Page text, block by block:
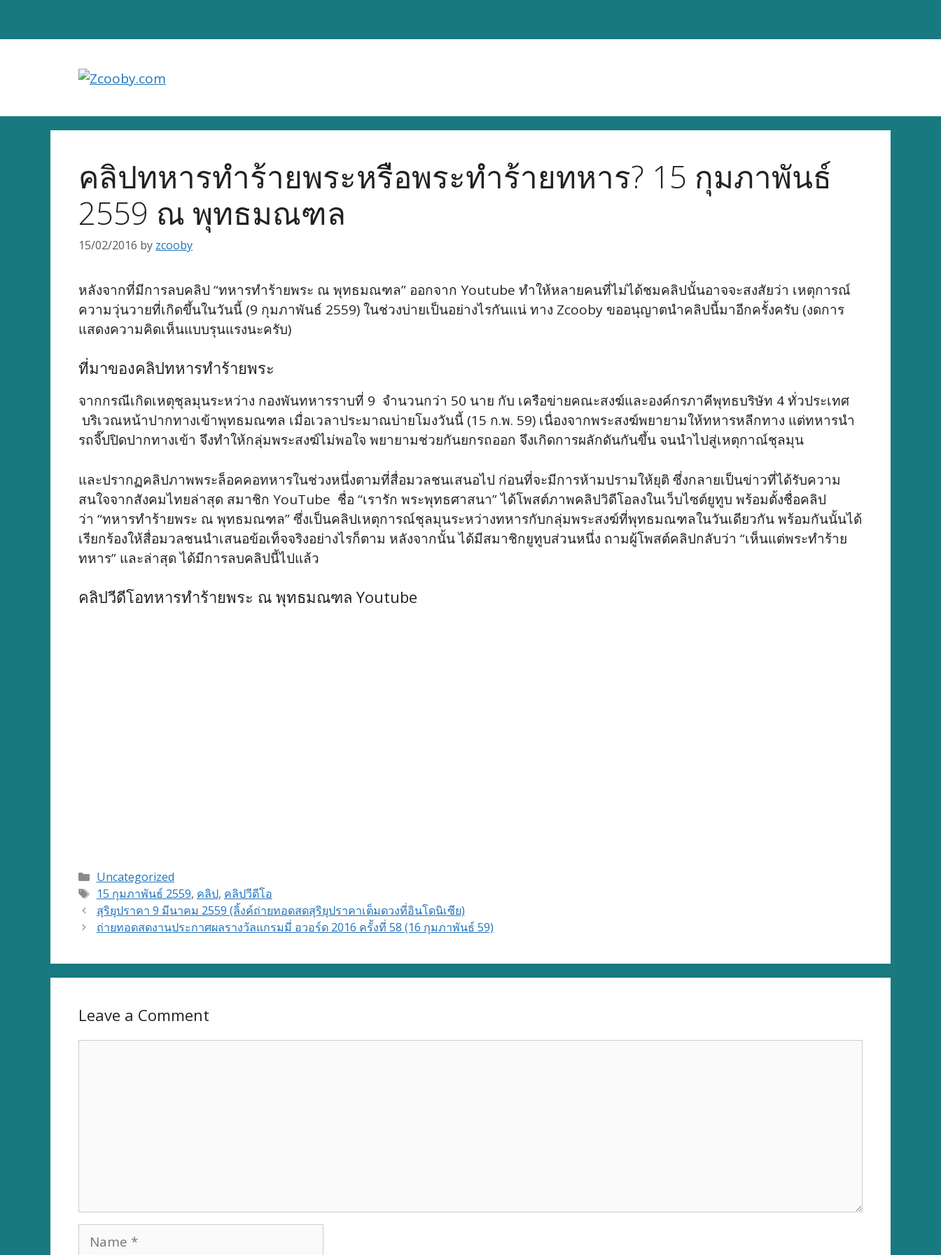
คลิปทหารทำร้ายพระหรือพระทำร้ายทหาร? 15 กุมภาพันธ์
2559 ณ พุทธมณฑล
15/02/2016 by zcooby
หลังจากที่มีการลบคลิป “ทหารทำร้ายพระ ณ พุทธมณฑล” ออกจาก Youtube ทำให้หลายคนที่ไม่ได้ชมคลิปนั้นอาจจะสงสัยว่า เหตุการณ์
ความวุ่นวายที่เกิดขึ้นในวันนี้ (9 กุมภาพันธ์ 2559) ในช่วงบ่ายเป็นอย่างไรกันแน่ ทาง Zcooby ขออนุญาตนำคลิปนี้มาอีกครั้งครับ (งดการ
แสดงความคิดเห็นแบบรุนแรงนะครับ)
ที่มาของคลิปทหารทำร้ายพระ
จากกรณีเกิดเหตุชุลมุนระหว่าง กองพันทหารราบที่ 9 จำนวนกว่า 50 นาย กับ เครือข่ายคณะสงฆ์และองค์กรภาคีพุทธบริษัท 4 ทั่วประเทศ
บริเวณหน้าปากทางเข้าพุทธมณฑล เมื่อเวลาประมาณบ่ายโมงวันนี้ (15 ก.พ. 59) เนื่องจากพระสงฆ์พยายามให้ทหารหลีกทาง แต่ทหารนำ
รถจี๊ปปิดปากทางเข้า จึงทำให้กลุ่มพระสงฆ์ไม่พอใจ พยายามช่วยกันยกรถออก จึงเกิดการผลักดันกันขึ้น จนนำไปสู่เหตุกาณ์ชุลมุน
และปรากฏคลิปภาพพระล็อคคอทหารในช่วงหนึ่งต­ามที่สื่อมวลชนเสนอไป ก่อนที่จะมีการห้ามปรามให้ยุติ ซึ่งกลายเป็นข่าวที่ได้รับความ
สนใจจากสังค­มไทยล่าสุด สมาชิก YouTube ชื่อ “เรารัก พระพุทธศาสนา” ได้โพสต์ภาพคลิปวิดีโอลงในเว็บไซต์ยูทูบ พร้อมตั้งชื่อคลิป
ว่า “ทหารทำร้ายพระ ณ พุทธมณฑล” ซึ่งเป็นคลิปเหตุการณ์ชุลมุนระหว่างทหารกั­บกลุ่มพระสงฆ์ที่พุทธมณฑลในวันเดียวกัน พร้อมกันนั้นได้
เรียกร้องให้สื่อมวลชนนำเส­นอข้อเท็จจริงอย่างไรก็ตาม หลังจากนั้น ได้มีสมาชิกยูทูบส่วนหนึ่ง ถามผู้โพสต์คลิปกลับว่า “เห็นแต่พระทำร้าย
ทหาร” และล่าสุด ได้มีการลบคลิปนี้ไปแล้ว
คลิปวีดีโอทหารทำร้ายพระ ณ พุทธมณฑล Youtube
Categories
Uncategorized
Tags
15 กุมภาพันธ์ 2559, คลิป, คลิปวีดีโอ
สุริยุปราคา 9 มีนาคม 2559 (ลิ้งค์ถ่ายทอดสดสุริยุปราคาเต็มดวงที่อินโดนิเซีย)
ถ่ายทอดสดงานประกาศผลรางวัลแกรมมี่ อวอร์ด 2016 ครั้งที่ 58 (16 กุมภาพันธ์ 59)
Leave a Comment
Name